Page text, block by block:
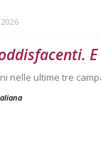
nelle ultime tre